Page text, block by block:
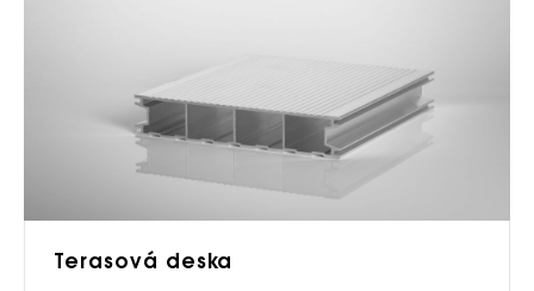
Terasová deska